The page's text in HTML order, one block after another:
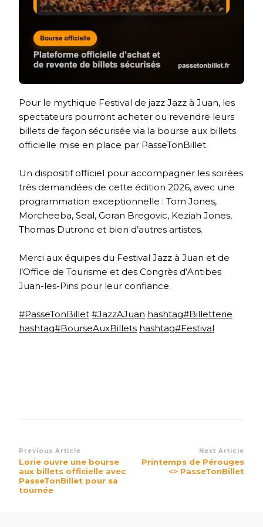
Pour le mythique Festival de jazz Jazz à Juan, les
spectateurs pourront acheter ou revendre leurs
billets de façon sécurisée via la bourse aux billets
officielle mise en place par PasseTonBillet.
Un dispositif officiel pour accompagner les soirées
très demandées de cette édition 2026, avec une
programmation exceptionnelle : Tom Jones,
Morcheeba, Seal, Goran Bregovic, Keziah Jones,
Thomas Dutronc et bien d’autres artistes.
Merci aux équipes du Festival Jazz à Juan et de
l’Office de Tourisme et des Congrès d’Antibes
Juan-les-Pins pour leur confiance.
#PasseTonBillet #JazzAJuan hashtag#Billetterie
hashtag#BourseAuxBillets hashtag#Festival
Post
Navigation
Previous Article
Lorie ouvre une bourse
aux billets officielle avec
PasseTonBillet pour sa
tournée
Next Article
Printemps de Pérouges
<> PasseTonBillet